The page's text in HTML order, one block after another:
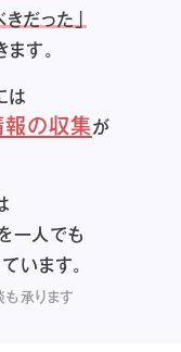
だった」
す。
は
報の収集が
一人でも
います。
承ります